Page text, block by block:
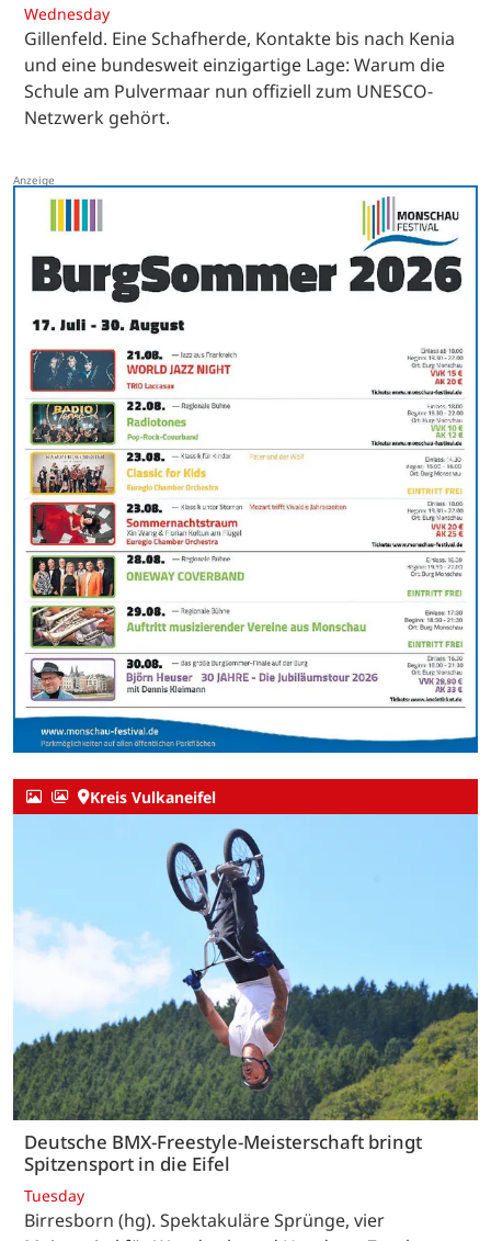
Wednesday
Gillenfeld. Eine Schafherde, Kontakte bis nach Kenia
und eine bundesweit einzigartige Lage: Warum die
Schule am Pulvermaar nun offiziell zum UNESCO-
Netzwerk gehört.
Kreis Vulkaneifel
Deutsche BMX-Freestyle-Meisterschaft bringt
Spitzensport in die Eifel
Tuesday
Birresborn (hg). Spektakuläre Sprünge, vier